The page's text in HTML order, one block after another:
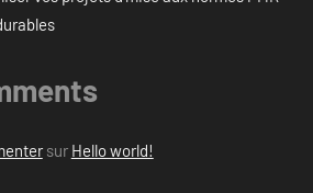
sur Hello world!